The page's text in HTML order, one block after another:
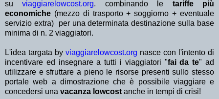
suviaggiarelowcost.org. combinando le tariffe più
economiche (mezzo di trasporto + soggiorno + eventuale
servizio extra)
per una determinata destinazione sulla base
minima di n. 2 viaggiatori.
L'idea targata by viaggiarelowcost.org nasce con l'intento di
incentivare ed insegnare a tutti i viaggiatori "fai da te" ad
utilizzare e sfruttare a pieno le risorse presenti sullo stesso
portale web a dimostrazione che è possibile viaggiare e
concedersi una vacanza lowcost anche in tempi di crisi!